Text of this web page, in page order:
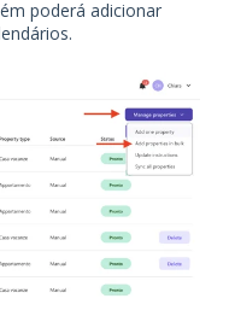
poderá adicionar